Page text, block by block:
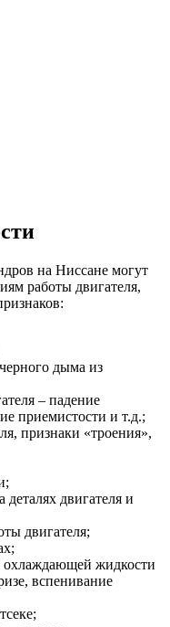
на Ниссане могут
работы двигателя,
дыма из
– падение
приемистости и т.д.;
признаки «троения»,
двигателя и
двигателя;
жидкости
вспенивание